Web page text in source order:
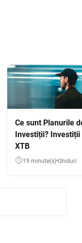
Ce sunt Planurile
Investiții? Investiții
XTB
19 minute(s) Ghiduri